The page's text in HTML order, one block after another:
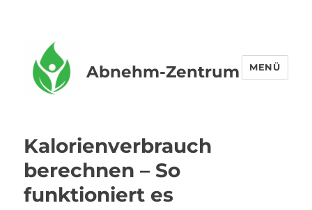
Abnehm-Zentrum MENÜ
Kalorienverbrauch
berechnen – So
funktioniert es